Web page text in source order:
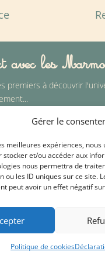
Gérer le
meilleures expériences,
stocker et/ou accéder aux
nous permettra de
ou les ID uniques sur ce site.
peut avoir un effet négatif
Politique de cookies
avec les
premiers à découvrir
Je m'abonne
nous ne les utilisons
à notre
des cookies|CGV